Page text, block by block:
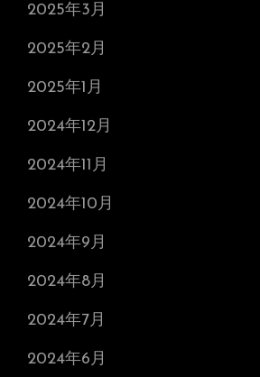
2025年3月
2025年2月
2025年1月
2024年12月
2024年11月
2024年10月
2024年9月
2024年8月
2024年7月
2024年6月